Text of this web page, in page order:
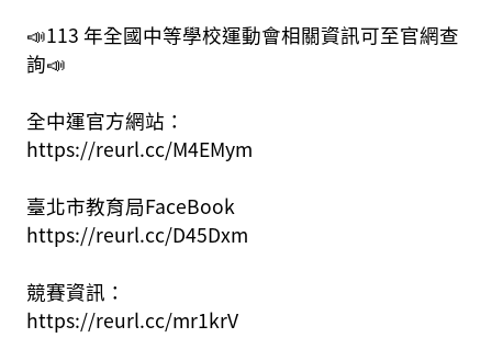
📣113 年全國中等學校運動會相關資訊可至官網查
詢📣
全中運官方網站：
https://reurl.cc/M4EMym
臺北市教育局FaceBook
https://reurl.cc/D45Dxm
競賽資訊：
https://reurl.cc/mr1krV